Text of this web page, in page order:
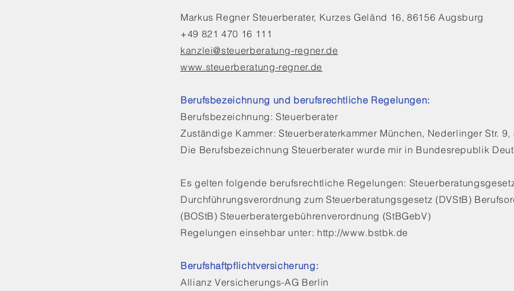
Markus Regner Steuerberater, Kurzes Geländ 16, 86156 Augsburg
+49 821 470 16 111
kanzlei@steuerberatung-regner.de
www.steuerberatung-regner.de
Berufsbezeichnung und berufsrechtliche Regelungen:
Berufsbezeichnung: Steuerberater
Zuständige Kammer: Steuerberaterkammer München, Nederlinger Str. 9,
Die Berufsbezeichnung Steuerberater wurde mir in Bundesrepublik
Es gelten folgende berufsrechtliche Regelungen:
Durchführungsverordnung zum Steuerberatungsgesetz (DVStB)
(BOStB) Steuerberatergebührenverordnung (StBGebV)
Regelungen einsehbar unter: http://www.bstbk.de
Berufshaftpflichtversicherung:
Allianz Versicherungs-AG Berlin